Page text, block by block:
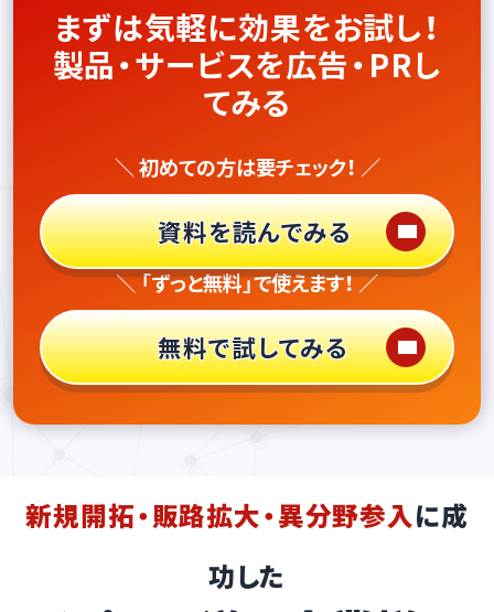
まずは気軽に効果をお試し！
製品・サービスを広告・PRし
てみる
＼ 初めての方は要チェック！ ／
資料を読んでみる
＼ 「ずっと無料」で使えます！ ／
無料で試してみる
新規開拓・販路拡大・異分野参入に成
功した